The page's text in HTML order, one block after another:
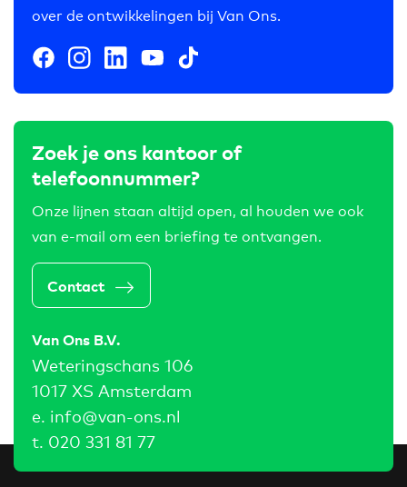
over de ontwikkelingen bij Van Ons.
Zoek je ons kantoor of
telefoonnummer?
Onze lijnen staan altijd open, al houden we ook
van e-mail om een briefing te ontvangen.
Contact
Van Ons B.V.
Weteringschans 106
1017 XS Amsterdam
e. info@van-ons.nl
t. 020 331 81 77